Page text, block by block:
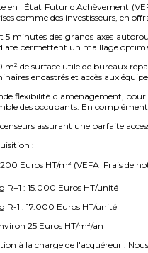
en l'État Futur d'Achèvement
comme des investisseurs, en
5 minutes des grands axes
permettent un maillage
de surface utile de bureaux
encastrés et accès aux
flexibilité d'aménagement,
des occupants. En
assurant une parfaite
:
Euros HT/m² (VEFA  Frais de
R+1 : 15.000 Euros HT/unité
R-1 : 17.000 Euros HT/unité
25 Euros HT/m²/an
à la charge de l'acquéreur :